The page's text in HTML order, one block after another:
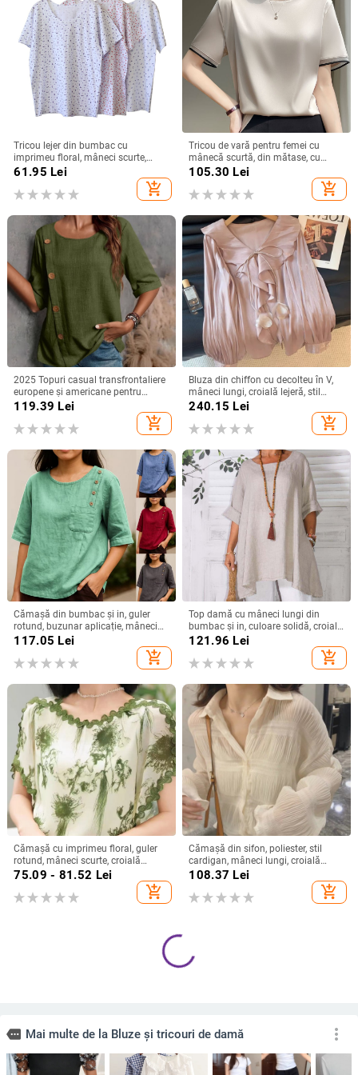
Tricou lejer din bumbac cu
imprimeu floral, mâneci scurte,
guler rotund, croială lejeră
61.95 Lei
add_shopping_cart
Tricou de vară pentru femei cu
mânecă scurtă, din mătase, cu
guler rotund și organza, cu bază de
satin și acid acetic, vrac, din mătase
Mulberry
105.30 Lei
add_shopping_cart
2025 Topuri casual transfrontaliere
europene și americane pentru
femei, din bumbac și in, cu nasturi,
119.39 Lei
add_shopping_cart
Bluza din chiffon cu decolteu în V,
mâneci lungi, croială lejeră, stil
elegant
240.15 Lei
add_shopping_cart
Cămașă din bumbac și in, guler
rotund, buzunar aplicație, mâneci
3/4, stil pulover
117.05 Lei
add_shopping_cart
Top damă cu mâneci lungi din
bumbac și in, culoare solidă, croială
lejeră, guler rotund, detalii de
121.96 Lei
add_shopping_cart
Cămașă cu imprimeu floral, guler
rotund, mâneci scurte, croială
relaxată, țesătură spandex (50–
75.09 - 81.52 Lei
add_shopping_cart
Cămașă din sifon, poliester, stil
cardigan, mâneci lungi, croială
lejeră
108.37 Lei
add_shopping_cart